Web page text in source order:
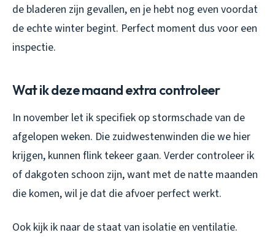
de bladeren zijn gevallen, en je hebt nog even voordat
de echte winter begint. Perfect moment dus voor een
inspectie.
Wat ik deze maand extra controleer
In november let ik specifiek op stormschade van de
afgelopen weken. Die zuidwestenwinden die we hier
krijgen, kunnen flink tekeer gaan. Verder controleer ik
of dakgoten schoon zijn, want met de natte maanden
die komen, wil je dat die afvoer perfect werkt.
Ook kijk ik naar de staat van isolatie en ventilatie.